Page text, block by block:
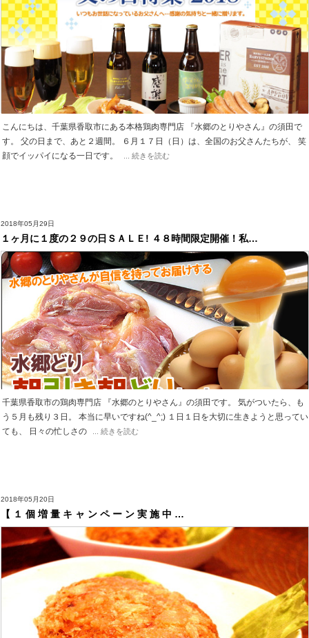
こんにちは、千葉県香取市にある本格鶏肉専門店 『水郷のとりやさん』の須田で
す。 父の日まで、あと２週間。 ６月１７日（日）は、全国のお父さんたちが、 笑
顔でイッパイになる一日です。
... 続きを読む
2018年05月29日
１ヶ月に１度の２９の日ＳＡＬＥ! ４８時間限定開催！私…
千葉県香取市の鶏肉専門店 『水郷のとりやさん』の須田です。 気がついたら、も
う５月も残り３日。 本当に早いですね(^_^;) １日１日を大切に生きようと思ってい
ても、 日々の忙しさの
... 続きを読む
2018年05月20日
【 １ 個 増 量 キ ャ ン ペ ー ン 実 施 中 …